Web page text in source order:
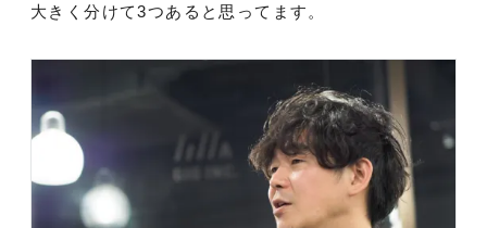
大きく分けて3つあると思ってます。